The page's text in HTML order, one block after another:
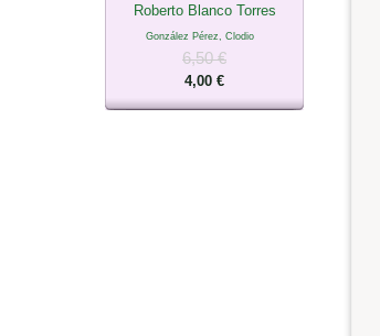
Roberto Blanco Torres
González Pérez, Clodio
6,50 €
4,00 €